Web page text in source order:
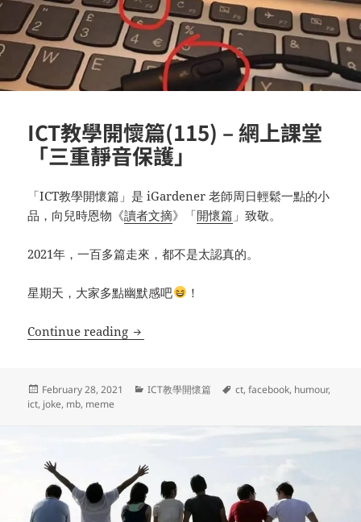
ICT教學開懷篇(115) – 網上課堂
「三重靜音保護」
「ICT教學開懷篇」是 iGardener 老師周日輕鬆一點的小
品，向兒時恩物《讀者文摘》「開懷篇 」致敬。
2021年，一百多篇走來，都不是太認真的。
星期天，大家多點幽默感吧 ！
Continue reading ICT教學開懷篇(115) – 網上課堂「三重靜
Posted
on
February 28, 2021 Categories
ICT教學開懷篇 Tags
ct,facebook, humour,
ict, joke, mb, meme